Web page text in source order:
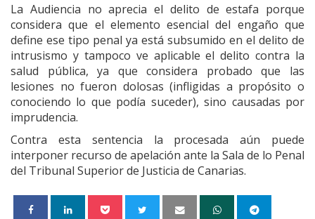
La Audiencia no aprecia el delito de estafa porque
considera que el elemento esencial del engaño que
define ese tipo penal ya está subsumido en el delito de
intrusismo y tampoco ve aplicable el delito contra la
salud pública, ya que considera probado que las
lesiones no fueron dolosas (infligidas a propósito o
conociendo lo que podía suceder), sino causadas por
imprudencia.
Contra esta sentencia la procesada aún puede
interponer recurso de apelación ante la Sala de lo Penal
del Tribunal Superior de Justicia de Canarias.